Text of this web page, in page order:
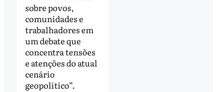
sobre povos,
comunidades e
trabalhadores em
um debate que
concentra tensões
e atenções do atual
cenário
geopolítico”.